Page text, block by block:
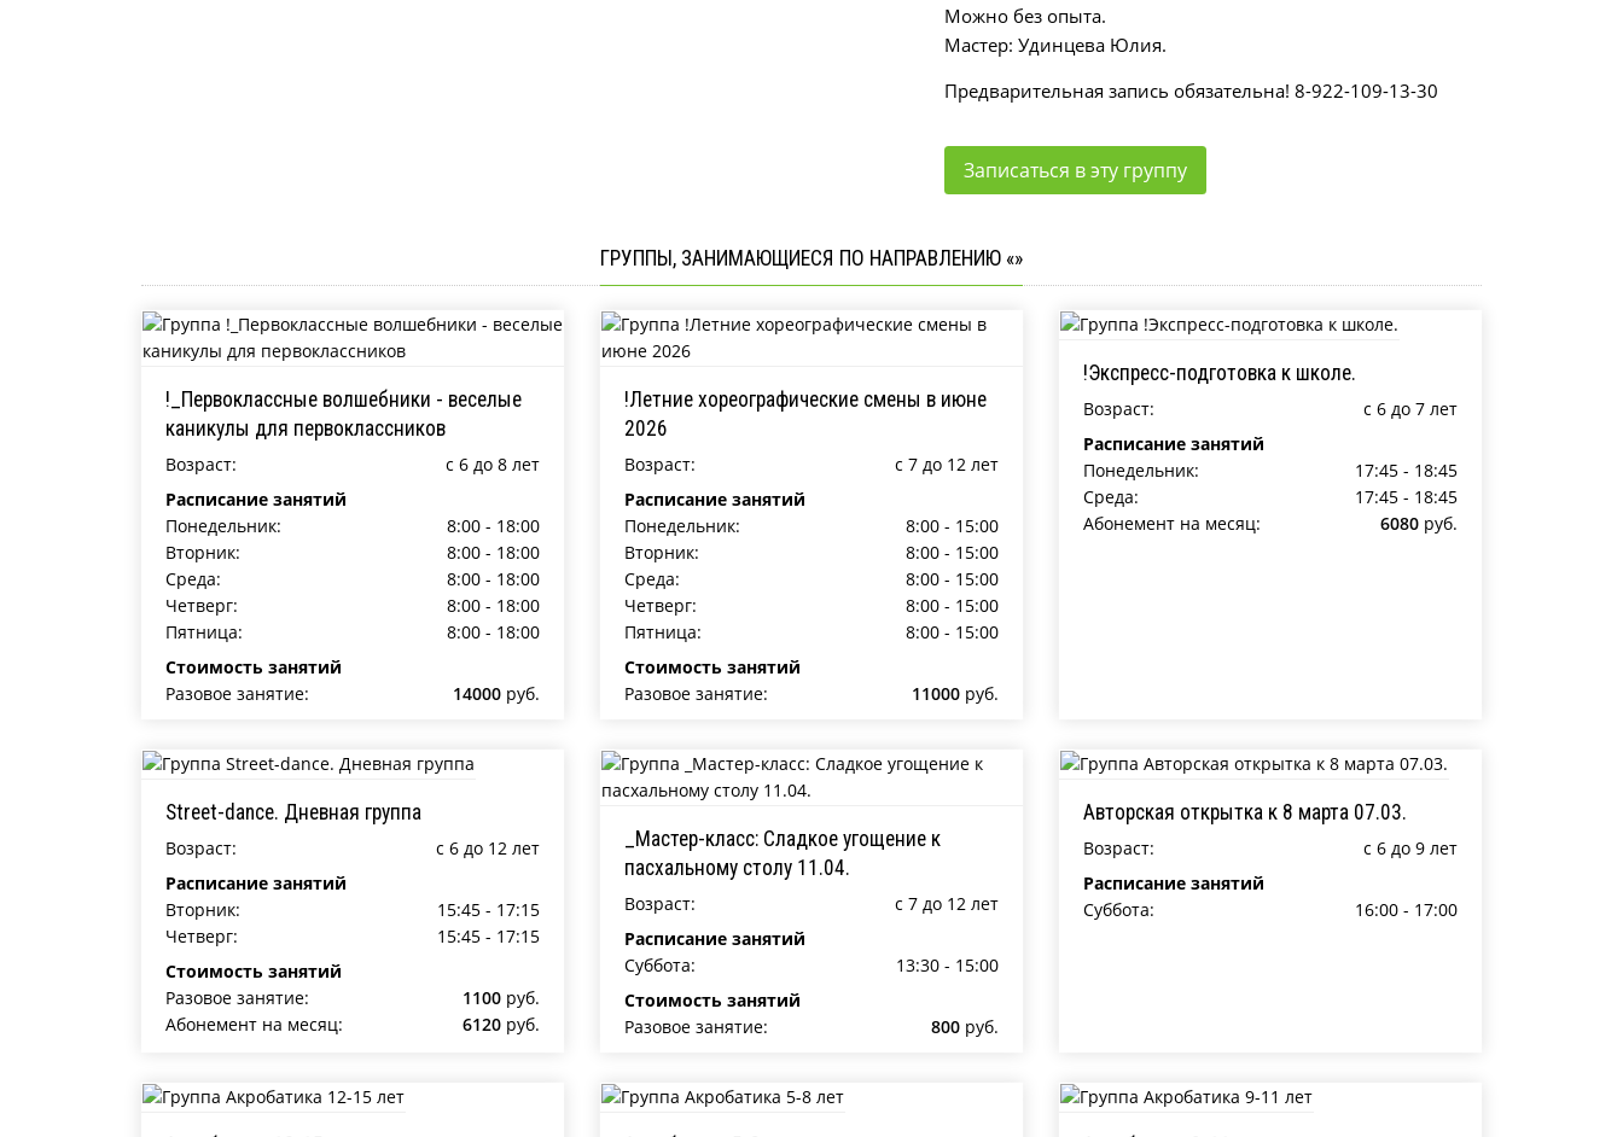
Можно без опыта.
Мастер: Удинцева Юлия.
Предварительная запись обязательна! 8-922-109-13-30
Записаться в эту группу
ГРУППЫ, ЗАНИМАЮЩИЕСЯ ПО НАПРАВЛЕНИЮ «»
!_Первоклассные волшебники - веселые
каникулы для первоклассников
Возраст:
c 6 до 8 лет
Расписание занятий
Понедельник:
8:00 - 18:00
Вторник:
8:00 - 18:00
Среда:
8:00 - 18:00
Четверг:
8:00 - 18:00
Пятница:
8:00 - 18:00
Стоимость занятий
Разовое занятие:
14000 руб.
!Летние хореографические смены в июне
2026
Возраст:
c 7 до 12 лет
Расписание занятий
Понедельник:
8:00 - 15:00
Вторник:
8:00 - 15:00
Среда:
8:00 - 15:00
Четверг:
8:00 - 15:00
Пятница:
8:00 - 15:00
Стоимость занятий
Разовое занятие:
11000 руб.
!Экспресс-подготовка к школе.
Возраст:
c 6 до 7 лет
Расписание занятий
Понедельник:
17:45 - 18:45
Среда:
17:45 - 18:45
Абонемент на месяц:
6080 руб.
Street-dance. Дневная группа
Возраст:
c 6 до 12 лет
Расписание занятий
Вторник:
15:45 - 17:15
Четверг:
15:45 - 17:15
Стоимость занятий
Разовое занятие:
1100 руб.
Абонемент на месяц:
6120 руб.
_Мастер-класс: Сладкое угощение к
пасхальному столу 11.04.
Возраст:
c 7 до 12 лет
Расписание занятий
Суббота:
13:30 - 15:00
Стоимость занятий
Разовое занятие:
800 руб.
Авторская открытка к 8 марта 07.03.
Возраст:
c 6 до 9 лет
Расписание занятий
Суббота:
16:00 - 17:00